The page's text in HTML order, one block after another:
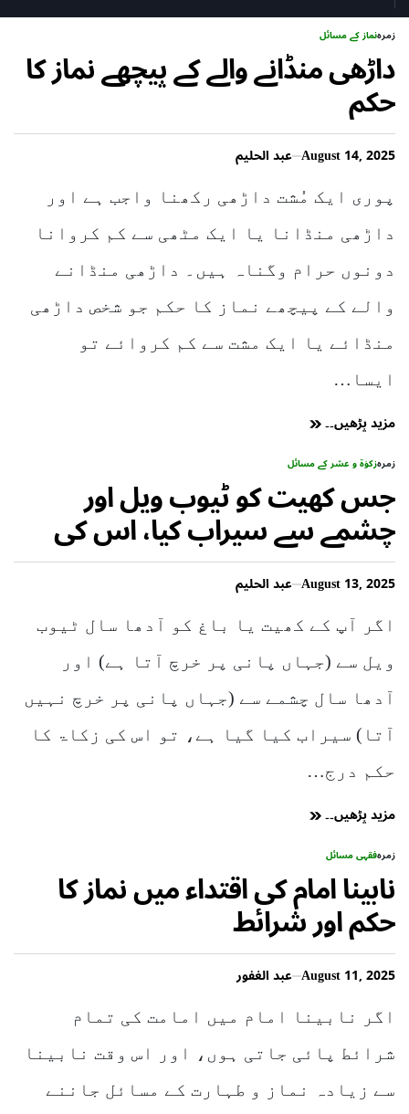
زمرہنماز کے مسائل
داڑھی منڈانے والے کے پیچھے نماز کا
حکم
August 14, 2025 عبد الحلیم
پوری ایک مُشت داڑھی رکھنا واجب ہے اور
داڑھی منڈانا یا ایک مٹھی سے کم کروانا
دونوں حرام وگناہ ہیں۔ داڑھی منڈانے
والے کے پیچھے نماز کا حکم جو شخص داڑھی
منڈائے یا ایک مشت سے کم کروائے تو
ایسا…
مزید پڑھیں۔۔
زمرہزکوٰۃ و عشر کے مسائل
جس کھیت کو ٹیوب ویل اور
چشمے سے سیراب کیا، اس کی
زکوٰۃ کا شرعی حکم
August 13, 2025 عبد الحلیم
اگر آپ کے کھیت یا باغ کو آدھا سال ٹیوب
ویل سے (جہاں پانی پر خرچ آتا ہے) اور
آدھا سال چشمے سے (جہاں پانی پر خرچ نہیں
آتا) سیراب کیا گیا ہے، تو اس کی زکاۃ کا
حکم درج…
مزید پڑھیں۔۔
زمرہفقہی مسائل
نابینا امام کی اقتداء میں نماز کا
حکم اور شرائط
August 11, 2025 عبد الغفور
اگر نابینا امام میں امامت کی تمام
شرائط پائی جاتی ہوں، اور اس وقت نابینا
سے زیادہ نماز و طہارت کے مسائل جاننے